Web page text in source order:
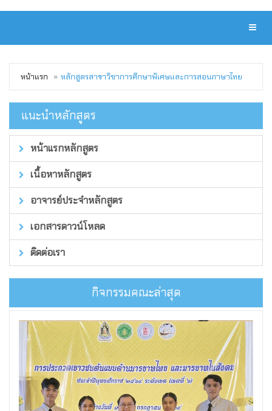
หน้าแรก หลักสูตรสาขาวิชาการศึกษาพิเศษและการสอนภาษาไทย
แนะนำหลักสูตร
หน้าแรกหลักสูตร
เนื้อหาหลักสูตร
อาจารย์ประจำหลักสูตร
เอกสารดาวน์โหลด
ติดต่อเรา
กิจกรรมคณะล่าสุด